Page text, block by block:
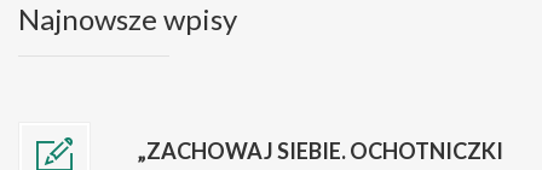
Najnowsze wpisy
„ZACHOWAJ SIEBIE. OCHOTNICZKI